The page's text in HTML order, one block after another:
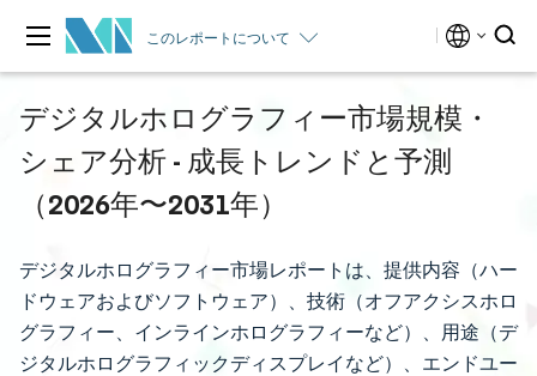
このレポートについて
デジタルホログラフィー市場規模・
シェア分析 - 成長トレンドと予測
（2026年〜2031年）
デジタルホログラフィー市場レポートは、提供内容（ハー
ドウェアおよびソフトウェア）、技術（オフアクシスホロ
グラフィー、インラインホログラフィーなど）、用途（デ
ジタルホログラフィックディスプレイなど）、エンドユー